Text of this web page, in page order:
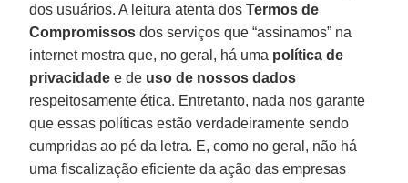
dos usuários. A leitura atenta dosTermos de
Compromissos dos serviços que “assinamos” na
internet mostra que, no geral, há uma política de
privacidade e de uso de nossos dados
respeitosamente ética. Entretanto, nada nos garante
que essas políticas estão verdadeiramente sendo
cumpridas ao pé da letra. E, como no geral, não há
uma fiscalização eficiente da ação das empresas